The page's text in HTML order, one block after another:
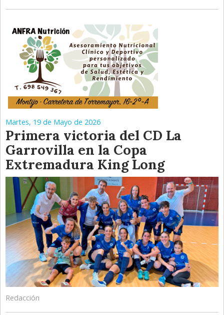
Martes, 19 de Mayo de 2026
Primera victoria del CD La
Garrovilla en la Copa
Extremadura King Long
Redacción